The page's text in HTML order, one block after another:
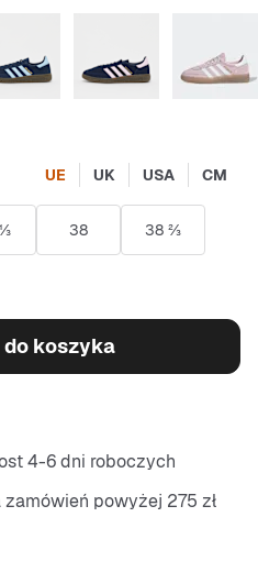
UE UK USA CM
38 38 ⅔
do koszyka
4-6 dni roboczych
zamówień powyżej 275 zł